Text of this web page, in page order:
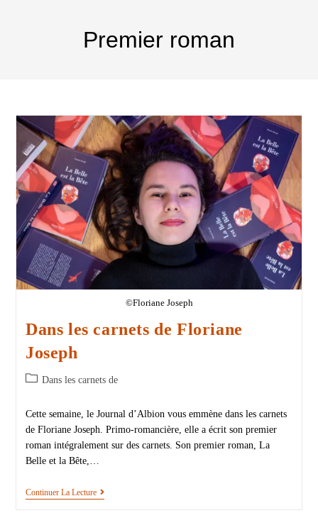
Premier roman
©Floriane Joseph
Dans les carnets de Floriane
Joseph
Dans les carnets de
Cette semaine, le Journal d’Albion vous emmène dans les carnets
de Floriane Joseph. Primo-romancière, elle a écrit son premier
roman intégralement sur des carnets. Son premier roman, La
Belle et la Bête,…
Continuer La Lecture